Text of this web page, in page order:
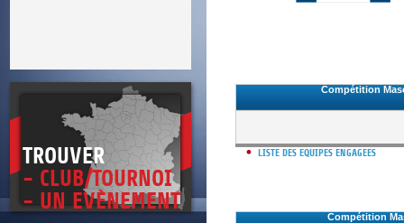
TROUVER
- CLUB/TOURNOI
- UN EVÈNEMENT
Compétition
LISTE DES EQUIPES ENGAGEES
Compétition